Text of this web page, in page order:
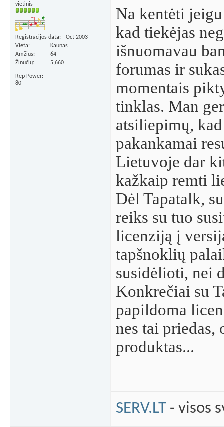
vietinis
Registracijos data
Oct 2003
Vieta
Kaunas
Amžius
64
Žinučių
5,660
Rep Power
80
Na kentėti
kad tiekėjas
išnuomavau
forumas ir
momentais
tinklas. Man
atsiliepimų,
pakankamai
Lietuvoje dar
kažkaip remti
Dėl Tapatalk,
reiks su tuo
licenziją į
tapšnoklių
susidėlioti, nei
Konkrečiai su
papildoma
nes tai priedas,
produktas...
SERV.LT - visos